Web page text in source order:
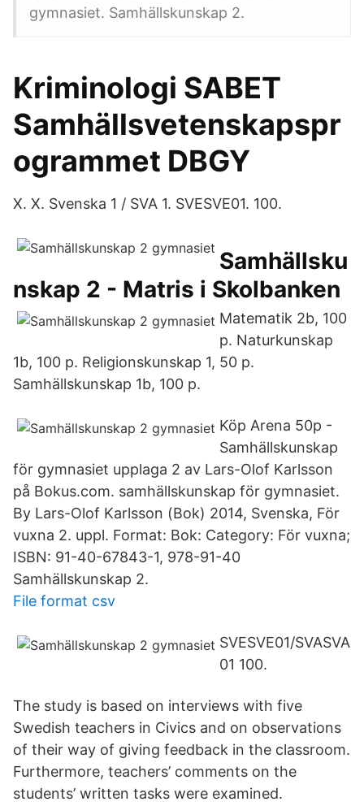
gymnasiet. Samhällskunskap 2.
Kriminologi SABET
Samhällsvetenskapspr
ogrammet DBGY
X. X. Svenska 1 / SVA 1. SVESVE01. 100.
Samhällsku
nskap 2 - Matris i Skolbanken
Matematik 2b, 100
p. Naturkunskap
1b, 100 p. Religionskunskap 1, 50 p.
Samhällskunskap 1b, 100 p.
Köp Arena 50p -
Samhällskunskap
för gymnasiet upplaga 2 av Lars-Olof Karlsson
på Bokus.com. samhällskunskap för gymnasiet.
By Lars-Olof Karlsson (Bok) 2014, Svenska, För
vuxna 2. uppl. Format: Bok: Category: För vuxna;
ISBN: 91-40-67843-1, 978-91-40
Samhällskunskap 2.
File format csv
SVESVE01/SVASVA
01 100.
The study is based on interviews with five
Swedish teachers in Civics and on observations
of their way of giving feedback in the classroom.
Furthermore, teachers’ comments on the
students’ written tasks were examined.